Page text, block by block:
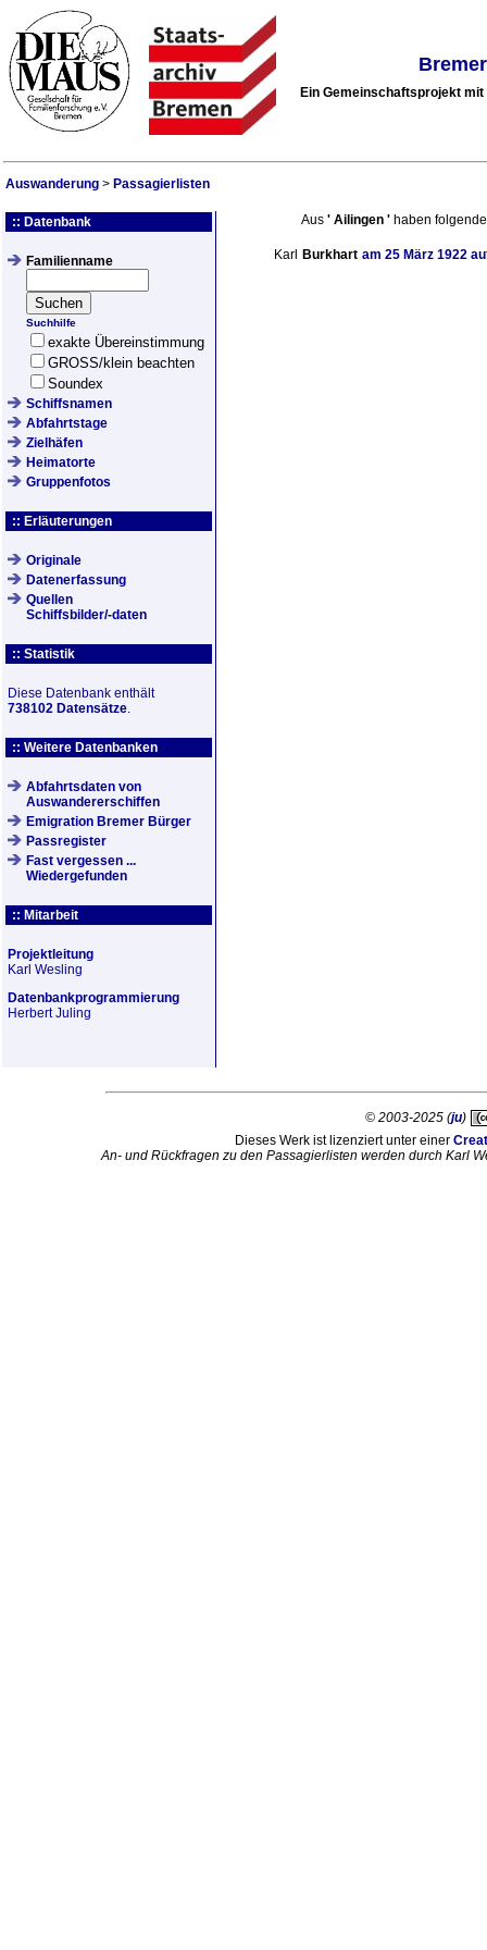
Ein Gemeinschaftsprojekt
Auswanderung > Passagierlisten
:: Datenbank
Familienname
Suchhilfe
exakte Übereinstimmung
GROSS/klein beachten
Soundex
Schiffsnamen
Abfahrtstage
Zielhäfen
Heimatorte
Gruppenfotos
:: Erläuterungen
Originale
Datenerfassung
Quellen
Schiffsbilder/-daten
:: Statistik
Diese Datenbank enthält
738102 Datensätze.
:: Weitere Datenbanken
Abfahrtsdaten von
Auswandererschiffen
Emigration Bremer Bürger
Passregister
Fast vergessen ...
Wiedergefunden
:: Mitarbeit
Projektleitung
Karl Wesling
Datenbankprogrammierung
Herbert Juling
Aus ' Ailingen ' haben
Karl Burkhart am 25 März 1922
© 2003-2025 (ju)
Dieses Werk ist lizenziert unter einer
An- und Rückfragen zu den Passagierlisten werden durch Karl